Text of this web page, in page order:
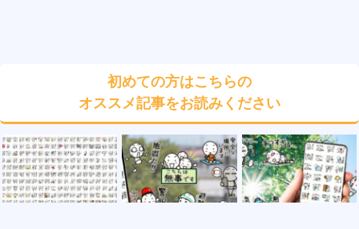
初めての方はこちらの
オススメ記事をお読みください